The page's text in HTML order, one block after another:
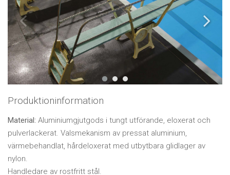
Produktioninformation
Material: Aluminiumgjutgods i tungt utförande, eloxerat och
pulverlackerat. Valsmekanism av pressat aluminium,
värmebehandlat, hårdeloxerat med utbytbara glidlager av
nylon.
Handledare av rostfritt stål.